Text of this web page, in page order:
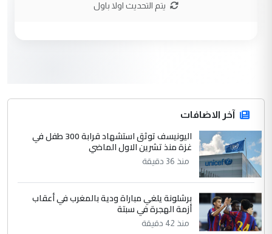
جنسية الرافد الثالث للعراق ومن اصول عريقة
ابا فرات ...
الموضوع :
الجواهري يرد على صدام حسين سل
مضجعيك يابن الزنا (نص كامل)
4 سردار
التعليق : واحد من عصابة علي ماما يسقط
جنسية الرافد الثالث للعراق ومن اصول عريقة
ابا فرات ...
يتم التحديث اولا باول
آخر الاضافات
اليونيسف توثق استشهاد قرابة 300 طفل في
غزة منذ تشرين الاول الماضي
منذ 36 دقيقة
برشلونة يلغي مباراة ودية بالمغرب في أعقاب
أزمة الهجرة في سبتة
منذ 42 دقيقة